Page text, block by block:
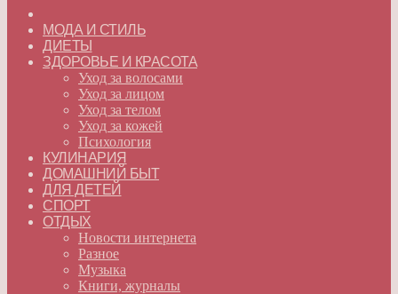
МОДА И СТИЛЬ
ДИЕТЫ
ЗДОРОВЬЕ И КРАСОТА
Уход за волосами
Уход за лицом
Уход за телом
Уход за кожей
Психология
КУЛИНАРИЯ
ДОМАШНИЙ БЫТ
ДЛЯ ДЕТЕЙ
СПОРТ
ОТДЫХ
Новости интернета
Разное
Музыка
Книги, журналы